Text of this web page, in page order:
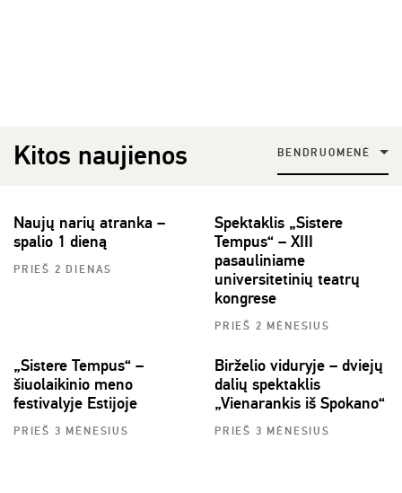
Kitos naujienos BENDRUOMENĖ
Naujų narių atranka –
spalio 1 dieną
PRIEŠ 2 DIENAS
Spektaklis „Sistere
Tempus“ – XIII
pasauliniame
universitetinių teatrų
kongrese
PRIEŠ 2 MĖNESIUS
„Sistere Tempus“ –
šiuolaikinio meno
festivalyje Estijoje
PRIEŠ 3 MĖNESIUS
Birželio viduryje – dviejų
dalių spektaklis
„Vienarankis iš Spokano“
PRIEŠ 3 MĖNESIUS